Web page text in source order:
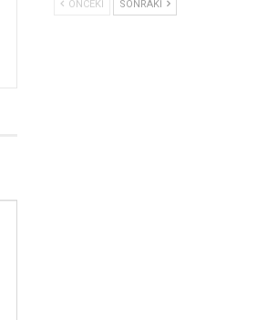
ÖNCEKI SONRAKI